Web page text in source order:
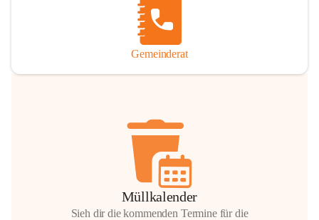
Gemeinderat
Müllkalender
Sieh dir die kommenden Termine für die